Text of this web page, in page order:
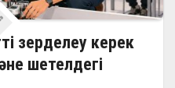
зерделеу керек
шетелдегі